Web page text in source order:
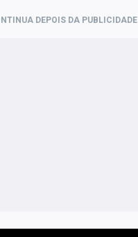
DEPOIS DA PUBLICIDADE